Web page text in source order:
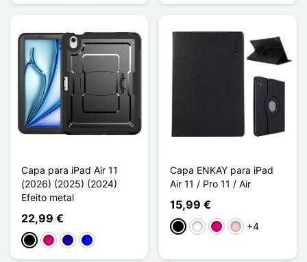
Capa para iPad Air 11
(2026) (2025) (2024)
Efeito metal
22,99 €
PretoMagentaAzul Escuro
Azul
Capa ENKAY para iPad
Air 11 / Pro 11 / Air
15,99 €
PretoBrancoMagenta
Rosa+4